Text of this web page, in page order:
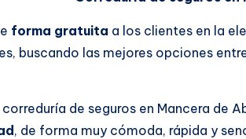
forma gratuita a los clientes en la
buscando las mejores opciones
correduría de seguros en Mancera de
, de forma muy cómoda, rápida y